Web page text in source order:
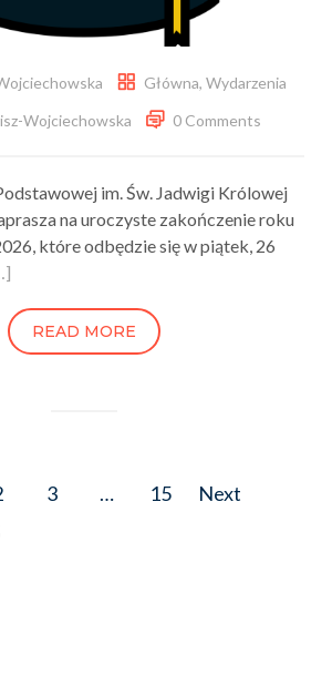
Główna, Wydarzenia
Wojciechowska
0 Comments
im. Św. Jadwigi Królowej
na uroczyste zakończenie roku
które odbędzie się w piątek, 26
READ MORE
3 … 15 Next